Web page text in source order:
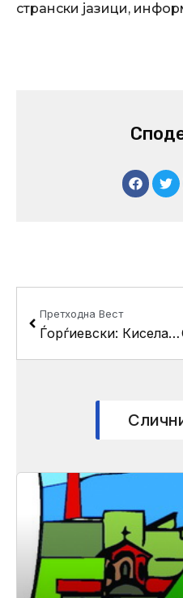
странски јазици,
Претходна Вест
Ѓорѓиевски: Кисела Вода за прв пат ќе добие модерен затворен пазар